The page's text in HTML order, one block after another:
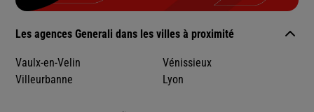
Les agences Generali dans les villes à proximité
Vaulx-en-Velin
Villeurbanne
Vénissieux
Lyon